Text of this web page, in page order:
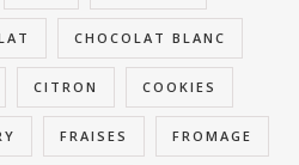
CHOCOLAT BLANC
CITRON COOKIES
FRAISES FROMAGE